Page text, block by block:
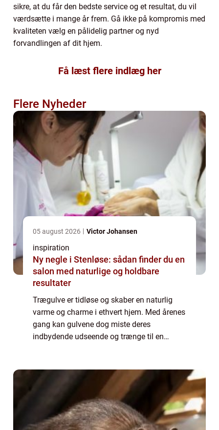
sikre, at du får den bedste service og et resultat, du vil
værdsætte i mange år frem. Gå ikke på kompromis med
kvaliteten vælg en pålidelig partner og nyd
forvandlingen af dit hjem.
Få læst flere indlæg her
Flere Nyheder
05 august 2026 Victor Johansen
inspiration
Ny negle i Stenløse: sådan finder du en
salon med naturlige og holdbare
resultater
Trægulve er tidløse og skaber en naturlig
varme og charme i ethvert hjem. Med årenes
gang kan gulvene dog miste deres
indbydende udseende og trænge til en
inden for rækkevi...